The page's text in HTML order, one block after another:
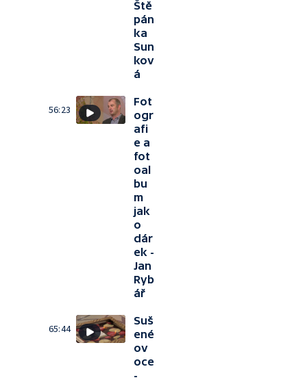
Ště
pán
ka
Sun
kov
á
56:23
Fot
ogr
afi
e a
fot
oal
bu
m
jak
o
dár
ek -
Jan
Ryb
ář
65:44
Suš
ené
ov
oce
-